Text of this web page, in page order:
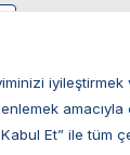
iyileştirmek
Et” ile tüm